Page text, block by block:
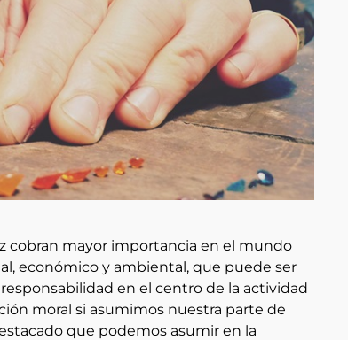
cobran mayor importancia en el mundo
económico y ambiental, que puede ser
en el centro de la actividad
moral si asumimos nuestra parte de
que podemos asumir en la